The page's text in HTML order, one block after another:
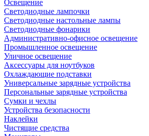
Освещение
Светодиодные лампочки
Светодиодные настольные лампы
Светодиодные фонарики
Административно-офисное освещение
Промышленное освещение
Уличное освещение
Аксессуары для ноутбуков
Охлаждающие подставки
Универсальные зарядные устройства
Персональные зарядные устройства
Сумки и чехлы
Устройства безопасности
Наклейки
Чистящие средства